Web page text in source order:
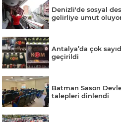
Denizli'de sosyal
gelirliye umut
Antalya’da çok
geçirildi
Batman Sason
talepleri dinlendi